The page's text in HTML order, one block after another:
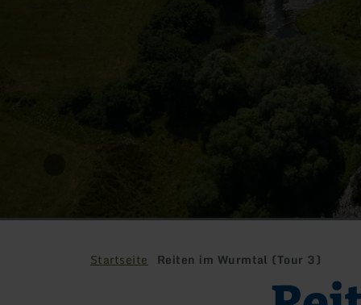
Startseite Reiten im Wurmtal (Tour 3)